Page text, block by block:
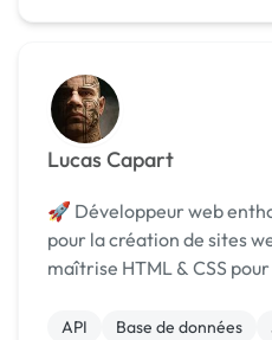
Lucas Capart
🚀 Développeur web
pour la création de sites
maîtrise HTML & CSS
fluide, et React pour des
API Base de données